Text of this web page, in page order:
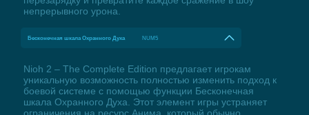
непрерывного уронa.
Бесконечная шкала Охранного Духа NUM5
Nioh 2 – The Complete Edition предлагает игрокам
уникальную возможность полностью изменить подход к
боевой системе с помощью функции Бесконечная
шкала Охранного Духа. Этот элемент игры устраняет
ограничения на ресурс Анима, который обычно